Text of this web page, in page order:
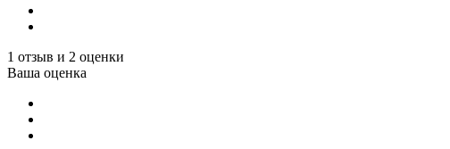
1 отзыв и 2 оценки
Ваша оценка